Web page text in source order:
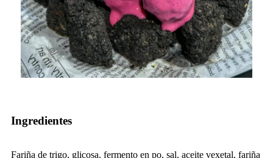
Ingredientes
Fariña de trigo, glicosa, fermento en po, sal, aceite vexetal, fariña